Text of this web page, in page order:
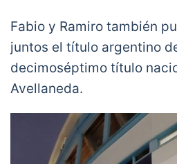
Fabio y Ramiro también
juntos el título argentino
decimoséptimo título
Avellaneda.